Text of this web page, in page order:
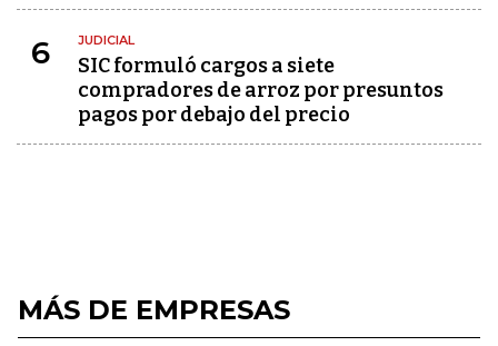
6 JUDICIAL
SIC formuló cargos a siete
compradores de arroz por presuntos
pagos por debajo del precio
MÁS DE EMPRESAS